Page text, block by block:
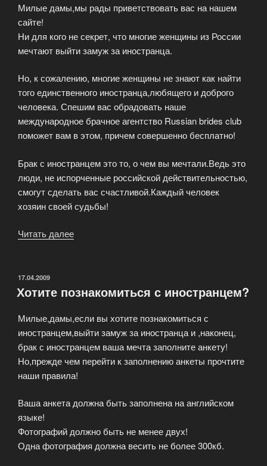
Милые дамы,мы рады приветствовать вас на нашем
сайте!
Ни для кого не секрет, что многие женщины из России
мечтают выйти замуж за иностранца.
Но, к сожалению, многие женщины не знают как найти
того единственного иностранца,любящего и доброго
человека. Спешим вас обрадовать наше
международное брачное агентство Russian brides club
поможет вам в этом, причем совершенно бесплатно!
Брак с иностранцем это то, о чем вы мечтали.Ведь это
люди, не испорченные российской действительностью,
смогут сделать вас счастливой.Каждый человек
хозяин своей судьбы!
Читать далее
ОПУБЛИКОВАНО
17.04.2009
Хотите познакомиться с иностранцем?
Милые,дамы,если вы хотите познакомиться с
иностранцем,выйти замуж за иностранца и ,наконец,
брак с иностранцем ваша мечта заполните анкету!
Но,прежде чем перейти к заполнению анкеты прочтите
наши правила!
Ваша анкета должна быть заполнена на английском
языке!
Фотографий должно быть не менее двух!
Одна фотография должна весить не более 300кб.